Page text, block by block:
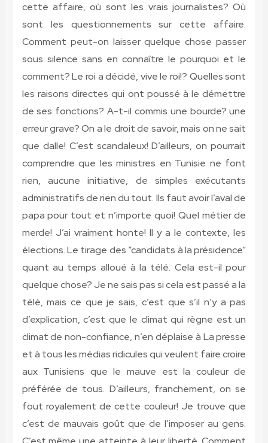
cette affaire, où sont les vrais journalistes? Où
sont les questionnements sur cette affaire.
Comment peut-on laisser quelque chose passer
sous silence sans en connaître le pourquoi et le
comment? Le roi a décidé, vive le roi!? Quelles sont
les raisons directes qui ont poussé à le démettre
de ses fonctions? A-t-il commis une bourde? une
erreur grave? On a le droit de savoir, mais on ne sait
que dalle! C’est scandaleux! D’ailleurs, on pourrait
comprendre que les ministres en Tunisie ne font
rien, aucune initiative, de simples exécutants
administratifs de rien du tout. Ils faut avoir l’aval de
papa pour tout et n’importe quoi! Quel métier de
merde! J’ai vraiment honte! Il y a le contexte, les
élections. Le tirage des “candidats à la présidence”
quant au temps alloué à la télé. Cela est-il pour
quelque chose? Je ne sais pas si cela est passé a la
télé, mais ce que je sais, c’est que s’il n’y a pas
d’explication, c’est que le climat qui règne est un
climat de non-confiance, n’en déplaise à La presse
et à tous les médias ridicules qui veulent faire croire
aux Tunisiens que le mauve est la couleur de
préférée de tous. D’ailleurs, franchement, on se
fout royalement de cette couleur! Je trouve que
c’est de mauvais goût que de l’imposer au gens.